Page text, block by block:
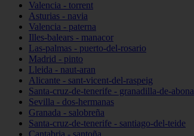
Valencia - torrent
Asturias - navia
Valencia - paterna
Illes-balears - manacor
Las-palmas - puerto-del-rosario
Madrid - pinto
Lleida - naut-aran
Alicante - sant-vicent-del-raspeig
Santa-cruz-de-tenerife - granadilla-de-abona
Sevilla - dos-hermanas
Granada - salobreña
Santa-cruz-de-tenerife - santiago-del-teide
Cantabria - santoña